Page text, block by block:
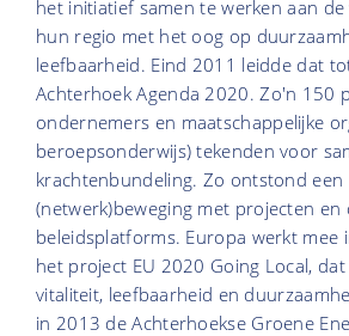
het initiatief samen te werken aan de
hun regio met het oog op
leefbaarheid. Eind 2011 leidde dat
Achterhoek Agenda 2020. Zo'n 150
ondernemers en maatschappelijke
beroepsonderwijs) tekenden voor
krachtenbundeling. Zo ontstond een
(netwerk)beweging met projecten
beleidsplatforms. Europa werkt mee
het project EU 2020 Going Local,
vitaliteit, leefbaarheid en
in 2013 de Achterhoekse Groene